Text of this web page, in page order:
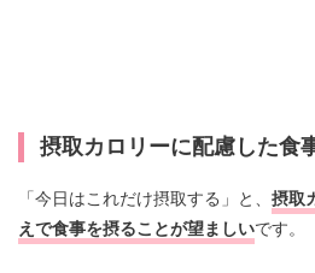
摂取カロリーに配慮した食
「今日はこれだけ摂取する」と、 摂取
えで食事を摂ることが望ましいです。